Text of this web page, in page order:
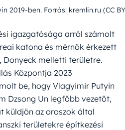
2019-ben. Forrás: kremlin.ru (CC
igazgatósága arról számolt
katona és mérnök érkezett
melletti területre.
Központja 2023
be, hogy Vlagyimir Putyin
Dzsong Un legfőbb vezetőt,
küldjön az oroszok által
területekre építkezési